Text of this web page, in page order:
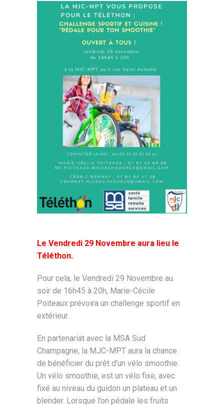
Le Vendredi 29 Novembre aura lieu le
Téléthon.
Pour cela, le Vendredi 29 Novembre au
soir de 16h45 à 20h, Marie-Cécile
Poiteaux prévoira un challenge sportif en
extérieur.
En partenariat avec la MSA Sud
Champagne, la MJC-MPT aura la chance
de bénéficier du prêt d’un vélo smoothie.
Un vélo smoothie, est un vélo fixe, avec
fixé au niveau du guidon un plateau et un
blender. Lorsque l’on pédale les fruits